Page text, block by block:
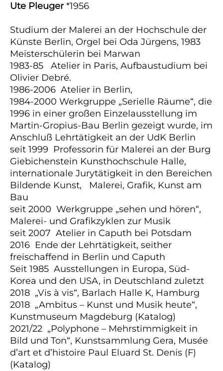
Ute Pleuger*1956
Studium der Malerei an der Hochschule der
Künste Berlin, Orgel bei Oda Jürgens, 1983
Meisterschülerin bei Marwan
1983-85 Atelier in Paris, Aufbaustudium bei
Olivier Debré.
1986-2006 Atelier in Berlin,
1984-2000 Werkgruppe „Serielle Räume“, die
1996 in einer großen Einzelausstellung im
Martin-Gropius-Bau Berlin gezeigt wurde, im
Anschluß Lehrtätigkeit an der UdK Berlin
seit 1999 Professorin für Malerei an der Burg
Giebichenstein Kunsthochschule Halle,
internationale Jurytätigkeit in den Bereichen
Bildende Kunst, Malerei, Grafik, Kunst am
Bau
seit 2000 Werkgruppe „sehen und hören“,
Malerei- und Grafikzyklen zur Musik
seit 2007 Atelier in Caputh bei Potsdam
2016 Ende der Lehrtätigkeit, seither
freischaffend in Berlin und Caputh
Seit 1985 Ausstellungen in Europa, Süd-
Korea und den USA, in Deutschland zuletzt
2018 „Vis à vis“, Barlach Halle K, Hamburg
2018 „Ambitus – Kunst und Musik heute“,
Kunstmuseum Magdeburg (Katalog)
2021/22 „Polyphone – Mehrstimmigkeit in
Bild und Ton“, Kunstsammlung Gera, Musée
d’art et d’histoire Paul Eluard St. Denis (F)
(Katalog)